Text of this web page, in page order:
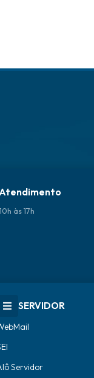
Atendimento
às 17h
SERVIDOR
Servidor